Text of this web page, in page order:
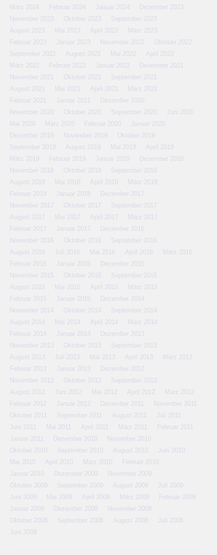
März 2024
Februar 2024 Januar 2024
Dezember 2023
November 2023
Oktober 2023
September 2023
August 2023
Mai 2023 April 2023
März 2023
Februar 2023
Januar 2023 November 2022
Oktober 2022
September 2022
August 2022 Mai 2022
April 2022
März 2022
Februar 2022 Januar 2022
Dezember 2021
November 2021
Oktober 2021
September 2021
August 2021
Mai 2021 April 2021
März 2021
Februar 2021
Januar 2021
Dezember 2020
November 2020
Oktober 2020 September 2020
Juni 2020
Mai 2020
März 2020 Februar 2020
Januar 2020
Dezember 2019
November 2019
Oktober 2019
September 2019
August 2019 Mai 2019
April 2019
März 2019
Februar 2019 Januar 2019
Dezember 2018
November 2018
Oktober 2018
September 2018
August 2018
Mai 2018 April 2018
März 2018
Februar 2018
Januar 2018
Dezember 2017
November 2017
Oktober 2017
September 2017
August 2017
Mai 2017 April 2017
März 2017
Februar 2017
Januar 2017
Dezember 2016
November 2016
Oktober 2016
September 2016
August 2016
Juli 2016 Mai 2016 April 2016
März 2016
Februar 2016
Januar 2016
Dezember 2015
November 2015
Oktober 2015
September 2015
August 2015
Mai 2015 April 2015
März 2015
Februar 2015
Januar 2015
Dezember 2014
November 2014
Oktober 2014
September 2014
August 2014
Mai 2014 April 2014
März 2014
Februar 2014
Januar 2014
Dezember 2013
November 2013
Oktober 2013
September 2013
August 2013
Juli 2013 Mai 2013 April 2013
März 2013
Februar 2013
Januar 2013
Dezember 2012
November 2012
Oktober 2012
September 2012
August 2012
Juni 2012 Mai 2012 April 2012
März 2012
Februar 2012
Januar 2012 Dezember 2011
November 2011
Oktober 2011
September 2011 August 2011
Juli 2011
Juni 2011
Mai 2011 April 2011 März 2011
Februar 2011
Januar 2011
Dezember 2010
November 2010
Oktober 2010
September 2010 August 2010
Juni 2010
Mai 2010
April 2010 März 2010
Februar 2010
Januar 2010
Dezember 2009
November 2009
Oktober 2009
September 2009 August 2009
Juli 2009
Juni 2009
Mai 2009 April 2009 März 2009
Februar 2009
Januar 2009
Dezember 2008
November 2008
Oktober 2008
September 2008 August 2008
Juli 2008
Juni 2008